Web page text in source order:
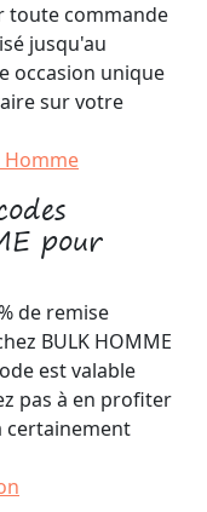
toute commande
jusqu'au
occasion unique
sur votre
Homme
pour
de remise
BULK HOMME
est valable
pas à en profiter
certainement